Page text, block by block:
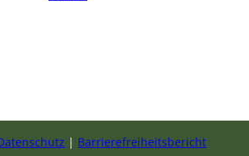
o
Barrierefreiheitsbericht